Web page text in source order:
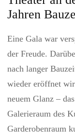
Jahren
Eine Gala war
der Freude.
nach langer
wieder eröffnet
neuem Glanz –
Galerieraum des
Garderobenraum